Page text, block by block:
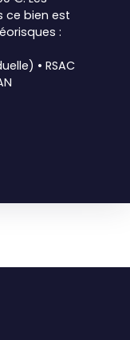
ce bien est
:
• RSAC